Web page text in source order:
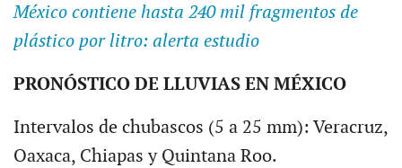
México contiene hasta 240 mil fragmentos de
plástico por litro: alerta estudio
PRONÓSTICO DE LLUVIAS EN MÉXICO
Intervalos de chubascos (5 a 25 mm): Veracruz,
Oaxaca, Chiapas y Quintana Roo.